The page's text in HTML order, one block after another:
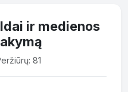
ir medienos
81